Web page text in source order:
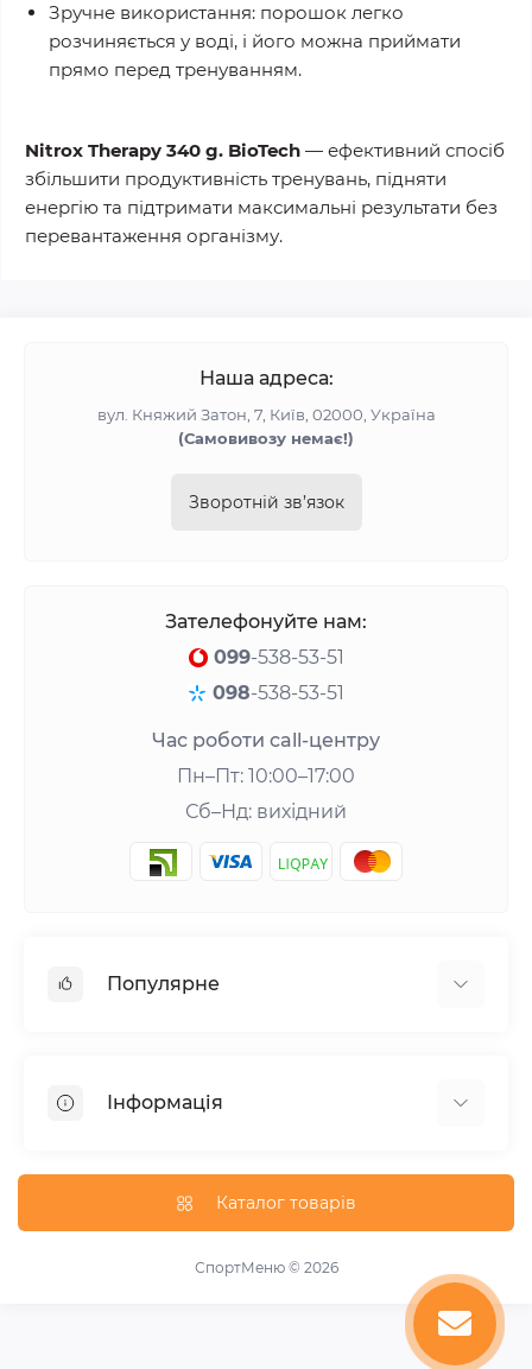
Зручне використання: порошок легко
розчиняється у воді, і його можна приймати
прямо перед тренуванням.
Nitrox Therapy 340 g. BioTech — ефективний спосіб
збільшити продуктивність тренувань, підняти
енергію та підтримати максимальні результати без
перевантаження організму.
Наша адреса:
вул. Княжий Затон, 7, Київ, 02000, Україна
(Самовивозу немає!)
Зворотній зв’язок
Зателефонуйте нам:
099-538-53-51
098-538-53-51
Час роботи call-центру
Пн–Пт: 10:00–17:00
Сб–Нд: вихідний
Популярне
Гейнери
Вітаміни та мінерали
Добавки для схуднення
Підвищення тестостерону
Інформація
Доставка та оплата
Публічна оферта
Каталог товарів
СпортМеню © 2026